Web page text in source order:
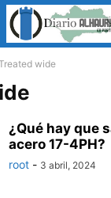
wide
¿Qué hay que
acero 17-4PH?
root - 3 abril, 2024